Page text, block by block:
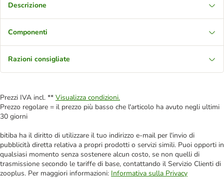
Descrizione
Componenti
Razioni consigliate
Prezzi IVA incl. ** Visualizza condizioni.
Prezzo regolare = il prezzo più basso che l'articolo ha avuto negli ultimi
30 giorni
bitiba ha il diritto di utilizzare il tuo indirizzo e-mail per l'invio di
pubblicità diretta relativa a propri prodotti o servizi simili. Puoi opporti in
qualsiasi momento senza sostenere alcun costo, se non quelli di
trasmissione secondo le tariffe di base, contattando il Servizio Clienti di
zooplus. Per maggiori informazioni: Informativa sulla Privacy